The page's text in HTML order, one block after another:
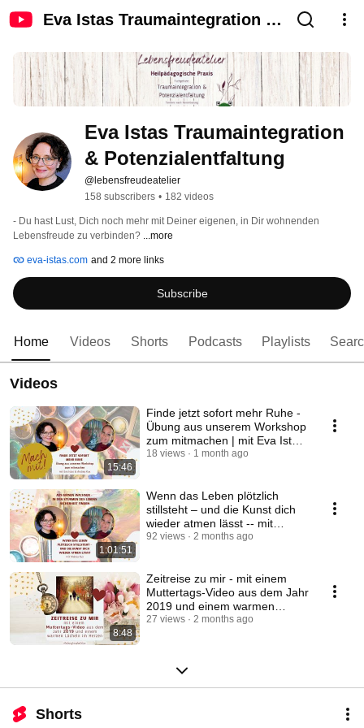
Eva Istas Traumaintegration &
Eva Istas Traumaintegration
& Potenzialentfaltung
@lebensfreudeatelier
158 subscribers • 182 videos
- Du hast Lust, Dich noch mehr mit Deiner eigenen, in Dir wohnenden
Lebensfreude zu verbinden? ...more
eva-istas.com and 2 more links
Subscribe
Home Videos Shorts Podcasts Playlists
Videos
15:46
Finde jetzt sofort mehr Ruhe -
Übung aus unserem Workshop
zum mitmachen | mit Eva Istas
& Andrea Kux
18 views 1 month ago
1:01:51
Wenn das Leben plötzlich
stillsteht – und die Kunst dich
wieder atmen lässt -- mit
Andrea Kux
92 views 2 months ago
8:48
Zeitreise zu mir - mit einem
Muttertags-Video aus dem Jahr
2019 und einem warmen
Lächeln im Herzen
27 views 2 months ago
Shorts